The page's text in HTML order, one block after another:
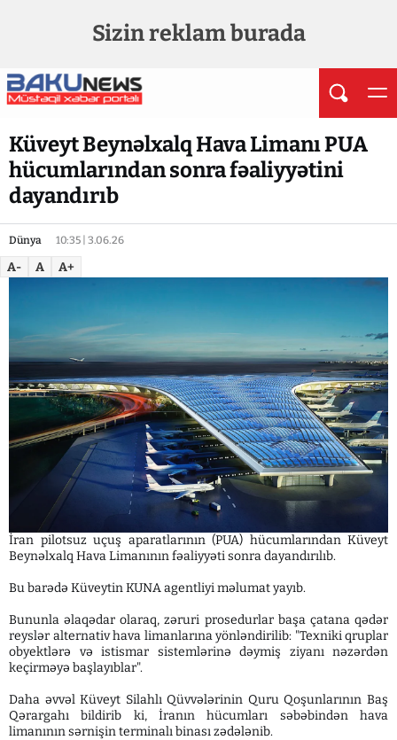
Sizin reklam burada
Küveyt Beynəlxalq Hava Limanı PUA
hücumlarından sonra fəaliyyətini
dayandırıb
Dünya 10:35 | 3.06.26
A- A A+
İran pilotsuz uçuş aparatlarının (PUA) hücumlarından Küveyt
Beynəlxalq Hava Limanının fəaliyyəti sonra dayandırılıb.
Bu barədə Küveytin KUNA agentliyi məlumat yayıb.
Bununla əlaqədar olaraq, zəruri prosedurlar başa çatana qədər
reyslər alternativ hava limanlarına yönləndirilib: "Texniki qruplar
obyektlərə və istismar sistemlərinə dəymiş ziyanı nəzərdən
keçirməyə başlayıblar".
Daha əvvəl Küveyt Silahlı Qüvvələrinin Quru Qoşunlarının Baş
Qərargahı bildirib ki, İranın hücumları səbəbindən hava
limanının sərnişin terminalı binası zədələnib.